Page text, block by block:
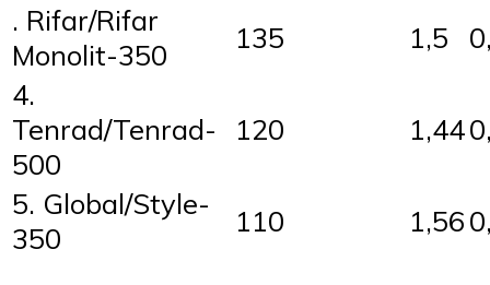
. Rifar/Rifar
Monolit-350
135 1,5
4.
Tenrad/Tenrad-
500
120 1,44
5. Global/Style-
350
110 1,56